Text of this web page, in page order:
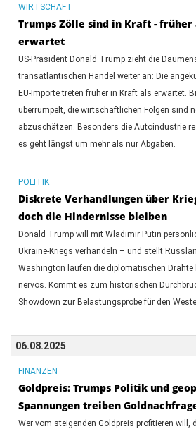
WIRTSCHAFT
Trumps Zölle sind in Kraft - früher
erwartet
US-Präsident Donald Trump zieht die
transatlantischen Handel weiter an: Die
EU-Importe treten früher in Kraft als erwartet.
überrumpelt, die wirtschaftlichen Folgen sind
abzuschätzen. Besonders die Autoindustrie
es geht längst um mehr als nur Abgaben.
POLITIK
Diskrete Verhandlungen über
doch die Hindernisse bleiben
Donald Trump will mit Wladimir Putin
Ukraine-Kriegs verhandeln – und stellt
Washington laufen die diplomatischen Drähte
nervös. Kommt es zum historischen
Showdown zur Belastungsprobe für den
06.08.2025
FINANZEN
Goldpreis: Trumps Politik und
Spannungen treiben
Wer vom steigenden Goldpreis profitieren will,